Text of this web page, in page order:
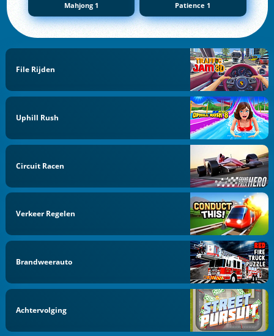
Mahjong 1 Patience 1
File Rijden
Uphill Rush
Circuit Racen
Verkeer Regelen
Brandweerauto
Achtervolging